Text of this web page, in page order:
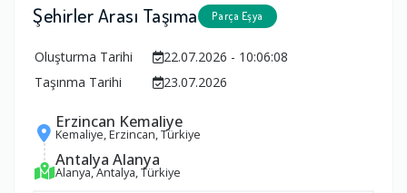
Şehirler Arası Taşıma Parça Eşya
Oluşturma Tarihi
22.07.2026 - 10:06:08
Taşınma Tarihi
23.07.2026
Erzincan Kemaliye
Kemaliye, Erzincan, Türkiye
Antalya Alanya
Alanya, Antalya, Türkiye